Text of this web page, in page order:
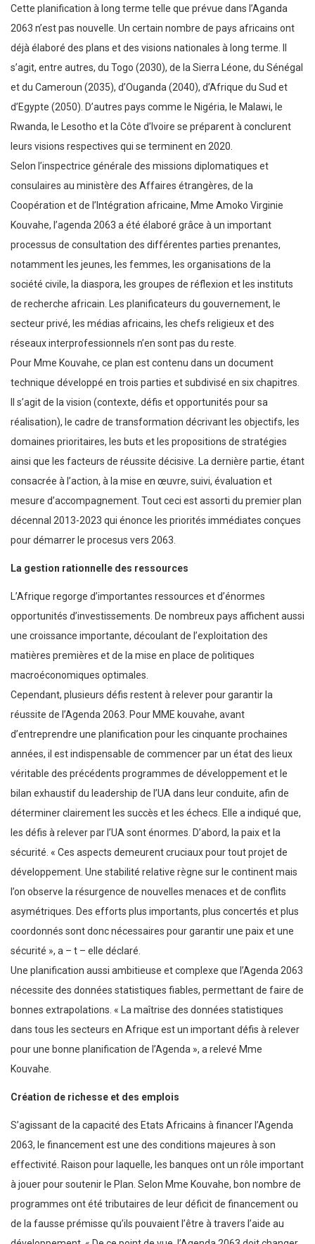
Cette planification à long terme telle que prévue dans l’Aganda
2063 n’est pas nouvelle. Un certain nombre de pays africains ont
déjà élaboré des plans et des visions nationales à long terme. Il
s’agit, entre autres, du Togo (2030), de la Sierra Léone, du Sénégal
et du Cameroun (2035), d’Ouganda (2040), d’Afrique du Sud et
d’Egypte (2050). D’autres pays comme le Nigéria, le Malawi, le
Rwanda, le Lesotho et la Côte d’Ivoire se préparent à conclurent
leurs visions respectives qui se terminent en 2020.
Selon l’inspectrice générale des missions diplomatiques et
consulaires au ministère des Affaires étrangères, de la
Coopération et de l’Intégration africaine, Mme Amoko Virginie
Kouvahe, l’agenda 2063 a été élaboré grâce à un important
processus de consultation des différentes parties prenantes,
notamment les jeunes, les femmes, les organisations de la
société civile, la diaspora, les groupes de réflexion et les instituts
de recherche africain. Les planificateurs du gouvernement, le
secteur privé, les médias africains, les chefs religieux et des
réseaux interprofessionnels n’en sont pas du reste.
Pour Mme Kouvahe, ce plan est contenu dans un document
technique développé en trois parties et subdivisé en six chapitres.
Il s’agit de la vision (contexte, défis et opportunités pour sa
réalisation), le cadre de transformation décrivant les objectifs, les
domaines prioritaires, les buts et les propositions de stratégies
ainsi que les facteurs de réussite décisive. La dernière partie, étant
consacrée à l’action, à la mise en œuvre, suivi, évaluation et
mesure d’accompagnement. Tout ceci est assorti du premier plan
décennal 2013-2023 qui énonce les priorités immédiates conçues
pour démarrer le procesus vers 2063.
La gestion rationnelle des ressources
L’Afrique regorge d’importantes ressources et d’énormes
opportunités d’investissements. De nombreux pays affichent aussi
une croissance importante, découlant de l’exploitation des
matières premières et de la mise en place de politiques
macroéconomiques optimales.
Cependant, plusieurs défis restent à relever pour garantir la
réussite de l’Agenda 2063. Pour MME kouvahe, avant
d’entreprendre une planification pour les cinquante prochaines
années, il est indispensable de commencer par un état des lieux
véritable des précédents programmes de développement et le
bilan exhaustif du leadership de l’UA dans leur conduite, afin de
déterminer clairement les succès et les échecs. Elle a indiqué que,
les défis à relever par l’UA sont énormes. D’abord, la paix et la
sécurité. « Ces aspects demeurent cruciaux pour tout projet de
développement. Une stabilité relative règne sur le continent mais
l’on observe la résurgence de nouvelles menaces et de conflits
asymétriques. Des efforts plus importants, plus concertés et plus
coordonnés sont donc nécessaires pour garantir une paix et une
sécurité », a – t – elle déclaré.
Une planification aussi ambitieuse et complexe que l’Agenda 2063
nécessite des données statistiques fiables, permettant de faire de
bonnes extrapolations. « La maîtrise des données statistiques
dans tous les secteurs en Afrique est un important défis à relever
pour une bonne planification de l’Agenda », a relevé Mme
Kouvahe.
Création de richesse et des emplois
S’agissant de la capacité des Etats Africains à financer l’Agenda
2063, le financement est une des conditions majeures à son
effectivité. Raison pour laquelle, les banques ont un rôle important
à jouer pour soutenir le Plan. Selon Mme Kouvahe, bon nombre de
programmes ont été tributaires de leur déficit de financement ou
de la fausse prémisse qu’ils pouvaient l’être à travers l’aide au